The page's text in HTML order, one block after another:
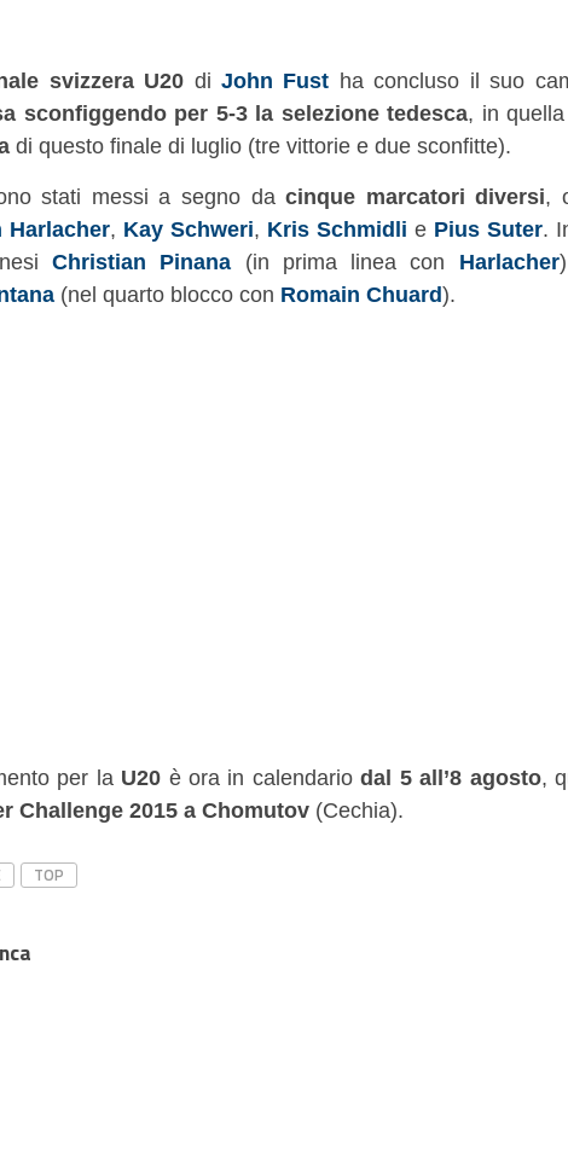
svizzera U20 diJohn Fust ha concluso il suo
sconfiggendo per 5-3 la selezione tedesca, in
di questo finale di luglio (tre vittorie e due sconfitte).
stati messi a segno dacinque marcatori diversi,
Harlacher, Kay Schweri, Kris Schmidli e Pius Suter.
Christian Pinana (in prima linea con Harlacher
(nel quarto blocco con Romain Chuard).
per la U20 è ora in calendariodal 5 all’8 agosto,
Challenge 2015 a Chomutov (Cechia).
TOP